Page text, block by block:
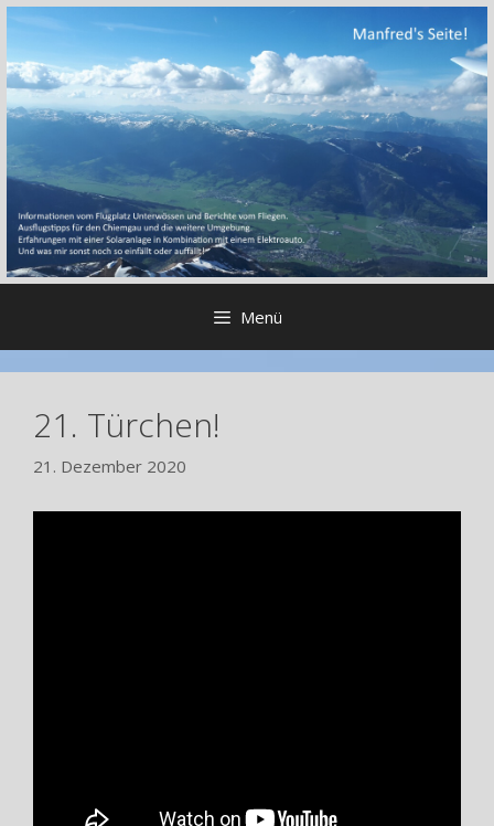
Zum
springen
Menü
21. Türchen!
21. Dezember 2020